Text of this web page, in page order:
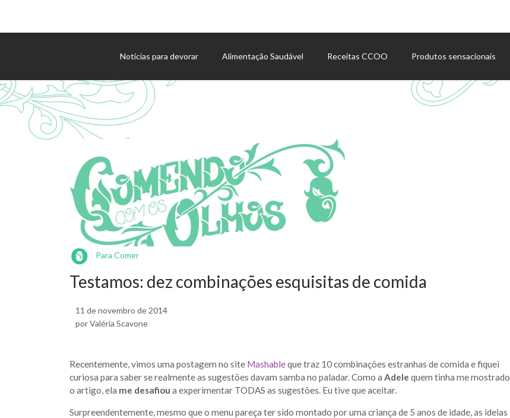
Notícias para devorar Alimentação Saudável Receitas CCOO Produtos sensacionais
Agenda de eventos
Para Comer
Testamos: dez combinações esquisitas de comida
11 de novembro de 2014
por Valéria Scavone
Recentemente, vimos uma postagem no site Mashableque traz 10 combinações estranhas de comida e fiquei
curiosa para saber se realmente as sugestões davam samba no paladar. Como a Adele quem tinha me mostrado
o artigo, ela me desafiou a experimentar TODAS as sugestões. Eu tive que aceitar.
Surpreendentemente, mesmo que o menu pareça ter sido montado por uma criança de 5 anos de idade, as ideias